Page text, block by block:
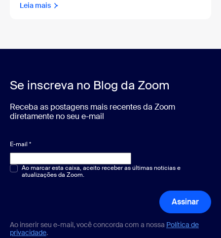
Leia mais
Se inscreva no Blog da Zoom
Receba as postagens mais recentes da Zoom
diretamente no seu e-mail
E-mail *
Múltipla escolha ou resposta única*
Ao marcar esta caixa, aceito receber as últimas notícias e
atualizações da Zoom.
Assinar
Ao inserir seu e-mail, você concorda com a nossa Política de
privacidade.